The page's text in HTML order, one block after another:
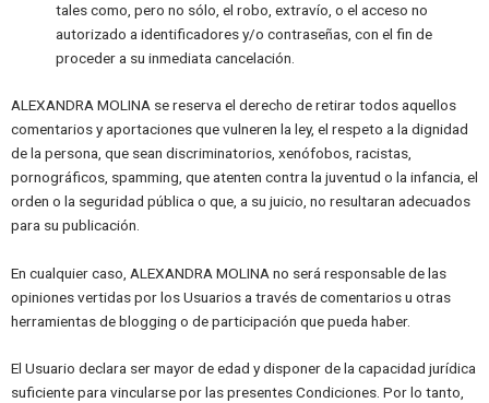
tales como, pero no sólo, el robo, extravío, o el acceso no
autorizado a identificadores y/o contraseñas, con el fin de
proceder a su inmediata cancelación.
ALEXANDRA MOLINA se reserva el derecho de retirar todos aquellos
comentarios y aportaciones que vulneren la ley, el respeto a la dignidad
de la persona, que sean discriminatorios, xenófobos, racistas,
pornográficos, spamming, que atenten contra la juventud o la infancia, el
orden o la seguridad pública o que, a su juicio, no resultaran adecuados
para su publicación.
En cualquier caso, ALEXANDRA MOLINA no será responsable de las
opiniones vertidas por los Usuarios a través de comentarios u otras
herramientas de blogging o de participación que pueda haber.
El Usuario declara ser mayor de edad y disponer de la capacidad jurídica
suficiente para vincularse por las presentes Condiciones. Por lo tanto,